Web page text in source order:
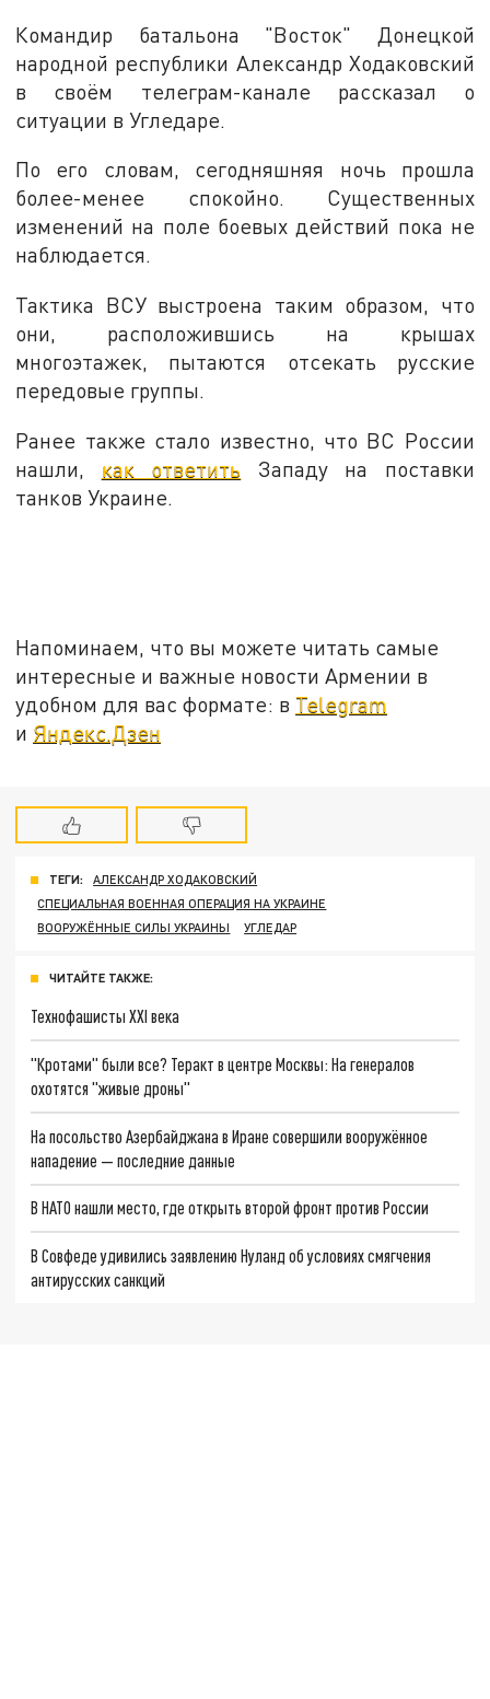
Командир батальона "Восток" Донецкой
народной республики Александр Ходаковский
в своём телеграм-канале рассказал о
ситуации в Угледаре.
По его словам, сегодняшняя ночь прошла
более-менее спокойно. Существенных
изменений на поле боевых действий пока не
наблюдается.
Тактика ВСУ выстроена таким образом, что
они, расположившись на крышах
многоэтажек, пытаются отсекать русские
передовые группы.
Ранее также стало известно, что ВС России
нашли, как ответить Западу на поставки
танков Украине.
Напоминаем, что вы можете читать самые
интересные и важные новости Армении в
удобном для вас формате: в Telegram
и Яндекс.Дзен
ТЕГИ:
АЛЕКСАНДР ХОДАКОВСКИЙ
СПЕЦИАЛЬНАЯ ВОЕННАЯ ОПЕРАЦИЯ НА УКРАИНЕ
ВООРУЖЁННЫЕ СИЛЫ УКРАИНЫ
УГЛЕДАР
ЧИТАЙТЕ ТАКЖЕ:
Технофашисты XXI века
"Кротами" были все? Теракт в центре Москвы: На генералов
охотятся "живые дроны"
На посольство Азербайджана в Иране совершили вооружённое
нападение — последние данные
В НАТО нашли место, где открыть второй фронт против России
В Совфеде удивились заявлению Нуланд об условиях смягчения
антирусских санкций